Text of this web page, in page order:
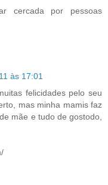
cercada por pessoas
às 17:01
felicidades pelo seu
mas minha mamis faz
mãe e tudo de gostodo,